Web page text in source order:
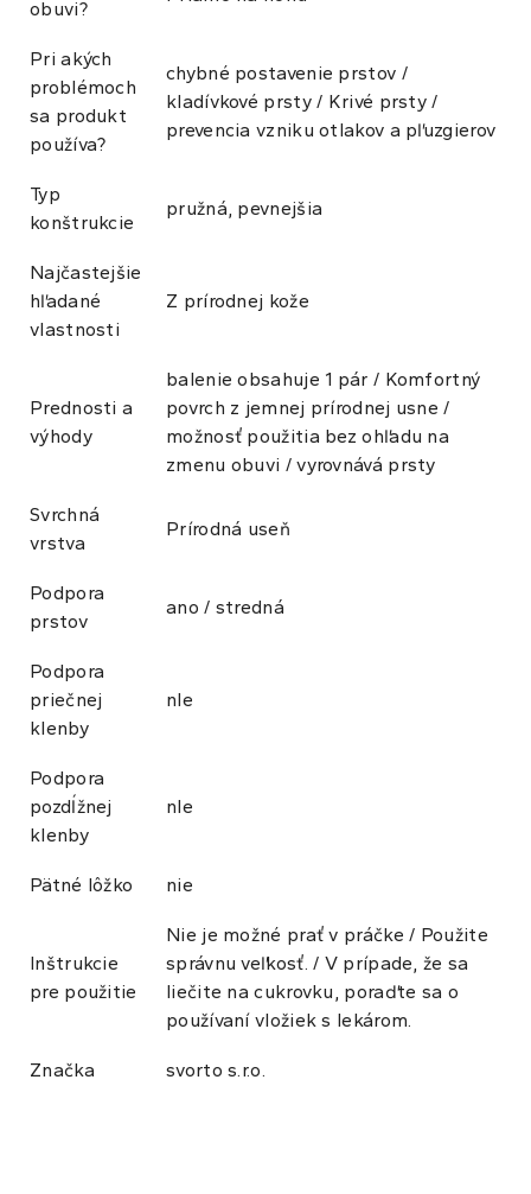
obuvi?
Pri akých
problémoch
sa produkt
používa?
chybné postavenie prstov /
kladívkové prsty / Krivé prsty /
prevencia vzniku otlakov a pľuzgierov
Typ
konštrukcie
pružná, pevnejšia
Najčastejšie
hľadané
vlastnosti
Z prírodnej kože
Prednosti a
výhody
balenie obsahuje 1 pár / Komfortný
povrch z jemnej prírodnej usne /
možnosť použitia bez ohľadu na
zmenu obuvi / vyrovnává prsty
Svrchná
vrstva
Prírodná useň
Podpora
prstov
ano / stredná
Podpora
priečnej
klenby
nIe
Podpora
pozdĺžnej
klenby
nIe
Pätné lôžko nie
Inštrukcie
pre použitie
Nie je možné prať v práčke / Použite
správnu veľkosť. / V prípade, že sa
liečite na cukrovku, poraďte sa o
používaní vložiek s lekárom.
Značka svorto s.r.o.